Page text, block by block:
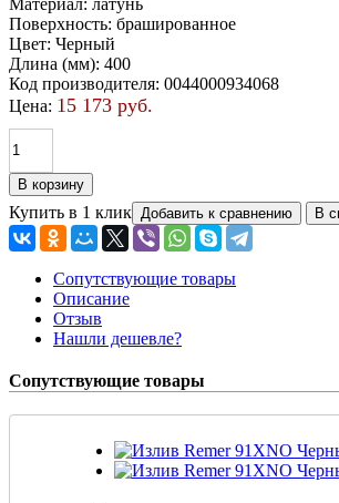
Поверхность: брашированное
Цвет: Черный
Длина (мм): 400
Код производителя: 0044000934068
Цена: 15 173 руб.
Купить в 1 клик
Сопутствующие товары
Описание
Отзыв
Нашли дешевле?
Сопутствующие товары